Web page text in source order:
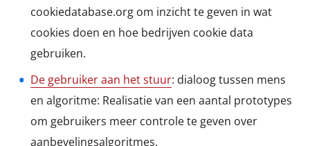
cookiedatabase.org om inzicht te geven in wat
cookies doen en hoe bedrijven cookie data
gebruiken.
De gebruiker aan het stuur: dialoog tussen mens
en algoritme: Realisatie van een aantal prototypes
om gebruikers meer controle te geven over
aanbevelingsalgoritmes.